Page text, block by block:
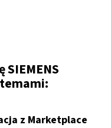
z Marketplace